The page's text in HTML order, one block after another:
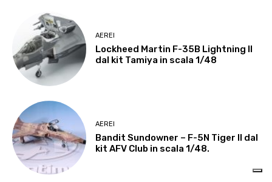
AEREI
Lockheed Martin F-35B Lightning II
dal kit Tamiya in scala 1/48
AEREI
Bandit Sundowner – F-5N Tiger II dal
kit AFV Club in scala 1/48.